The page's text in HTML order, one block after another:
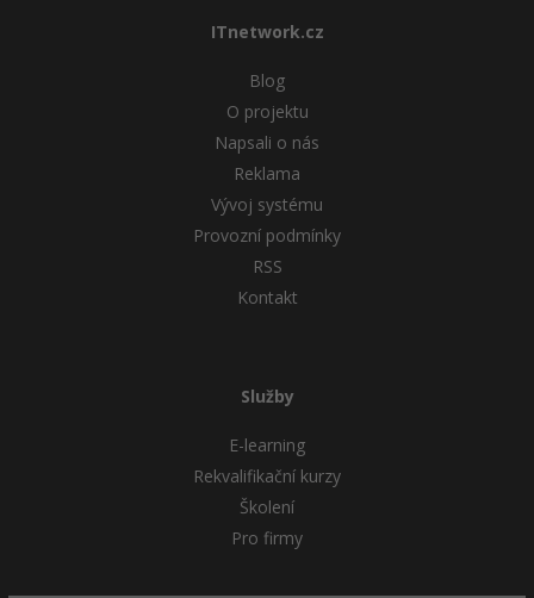
ITnetwork.cz
Blog
O projektu
Napsali o nás
Reklama
Vývoj systému
Provozní podmínky
RSS
Kontakt
Služby
E-learning
Rekvalifikační kurzy
Školení
Pro firmy